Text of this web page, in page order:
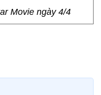
Movie ngày 4/4